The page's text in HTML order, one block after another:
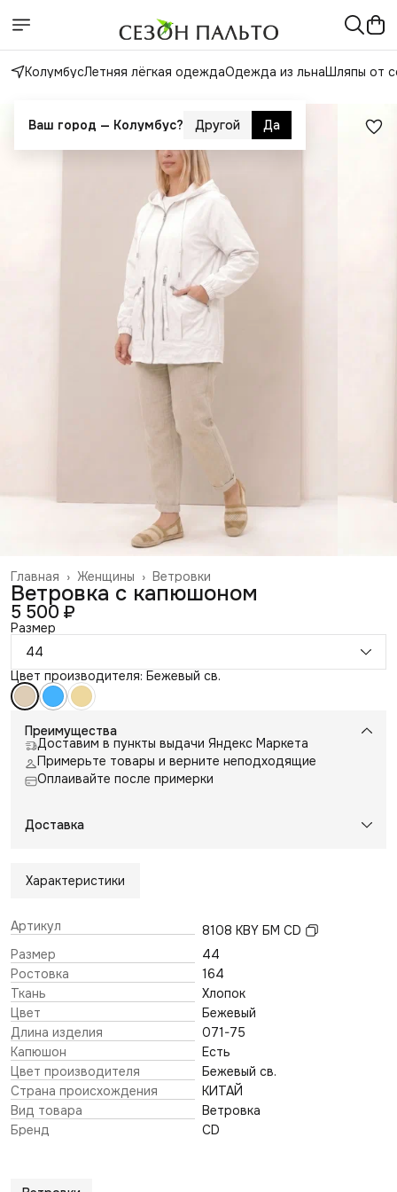
КолумбусЛетняя лёгкая одеждаОдежда из льнаШляпы от
Ветровки
Женщины ›
Главная ›
Ветровка с капюшоном
5 500 ₽
Размер
44
Цвет производителя: Бежевый св.
Преимущества
Доставим в пункты выдачи Яндекс Маркета
Примерьте товары и верните неподходящие
Оплаивайте после примерки
Доставка
Характеристики
Артикул
8108 KBY БМ CD
Размер
44
Ростовка
164
Ткань
Хлопок
Цвет
Бежевый
Длина изделия
071-75
Капюшон
Есть
Цвет производителя
Бежевый св.
Страна происхождения
КИТАЙ
Вид товара
Ветровка
Бренд
CD
Ваш город — Колумбус? Другой Да